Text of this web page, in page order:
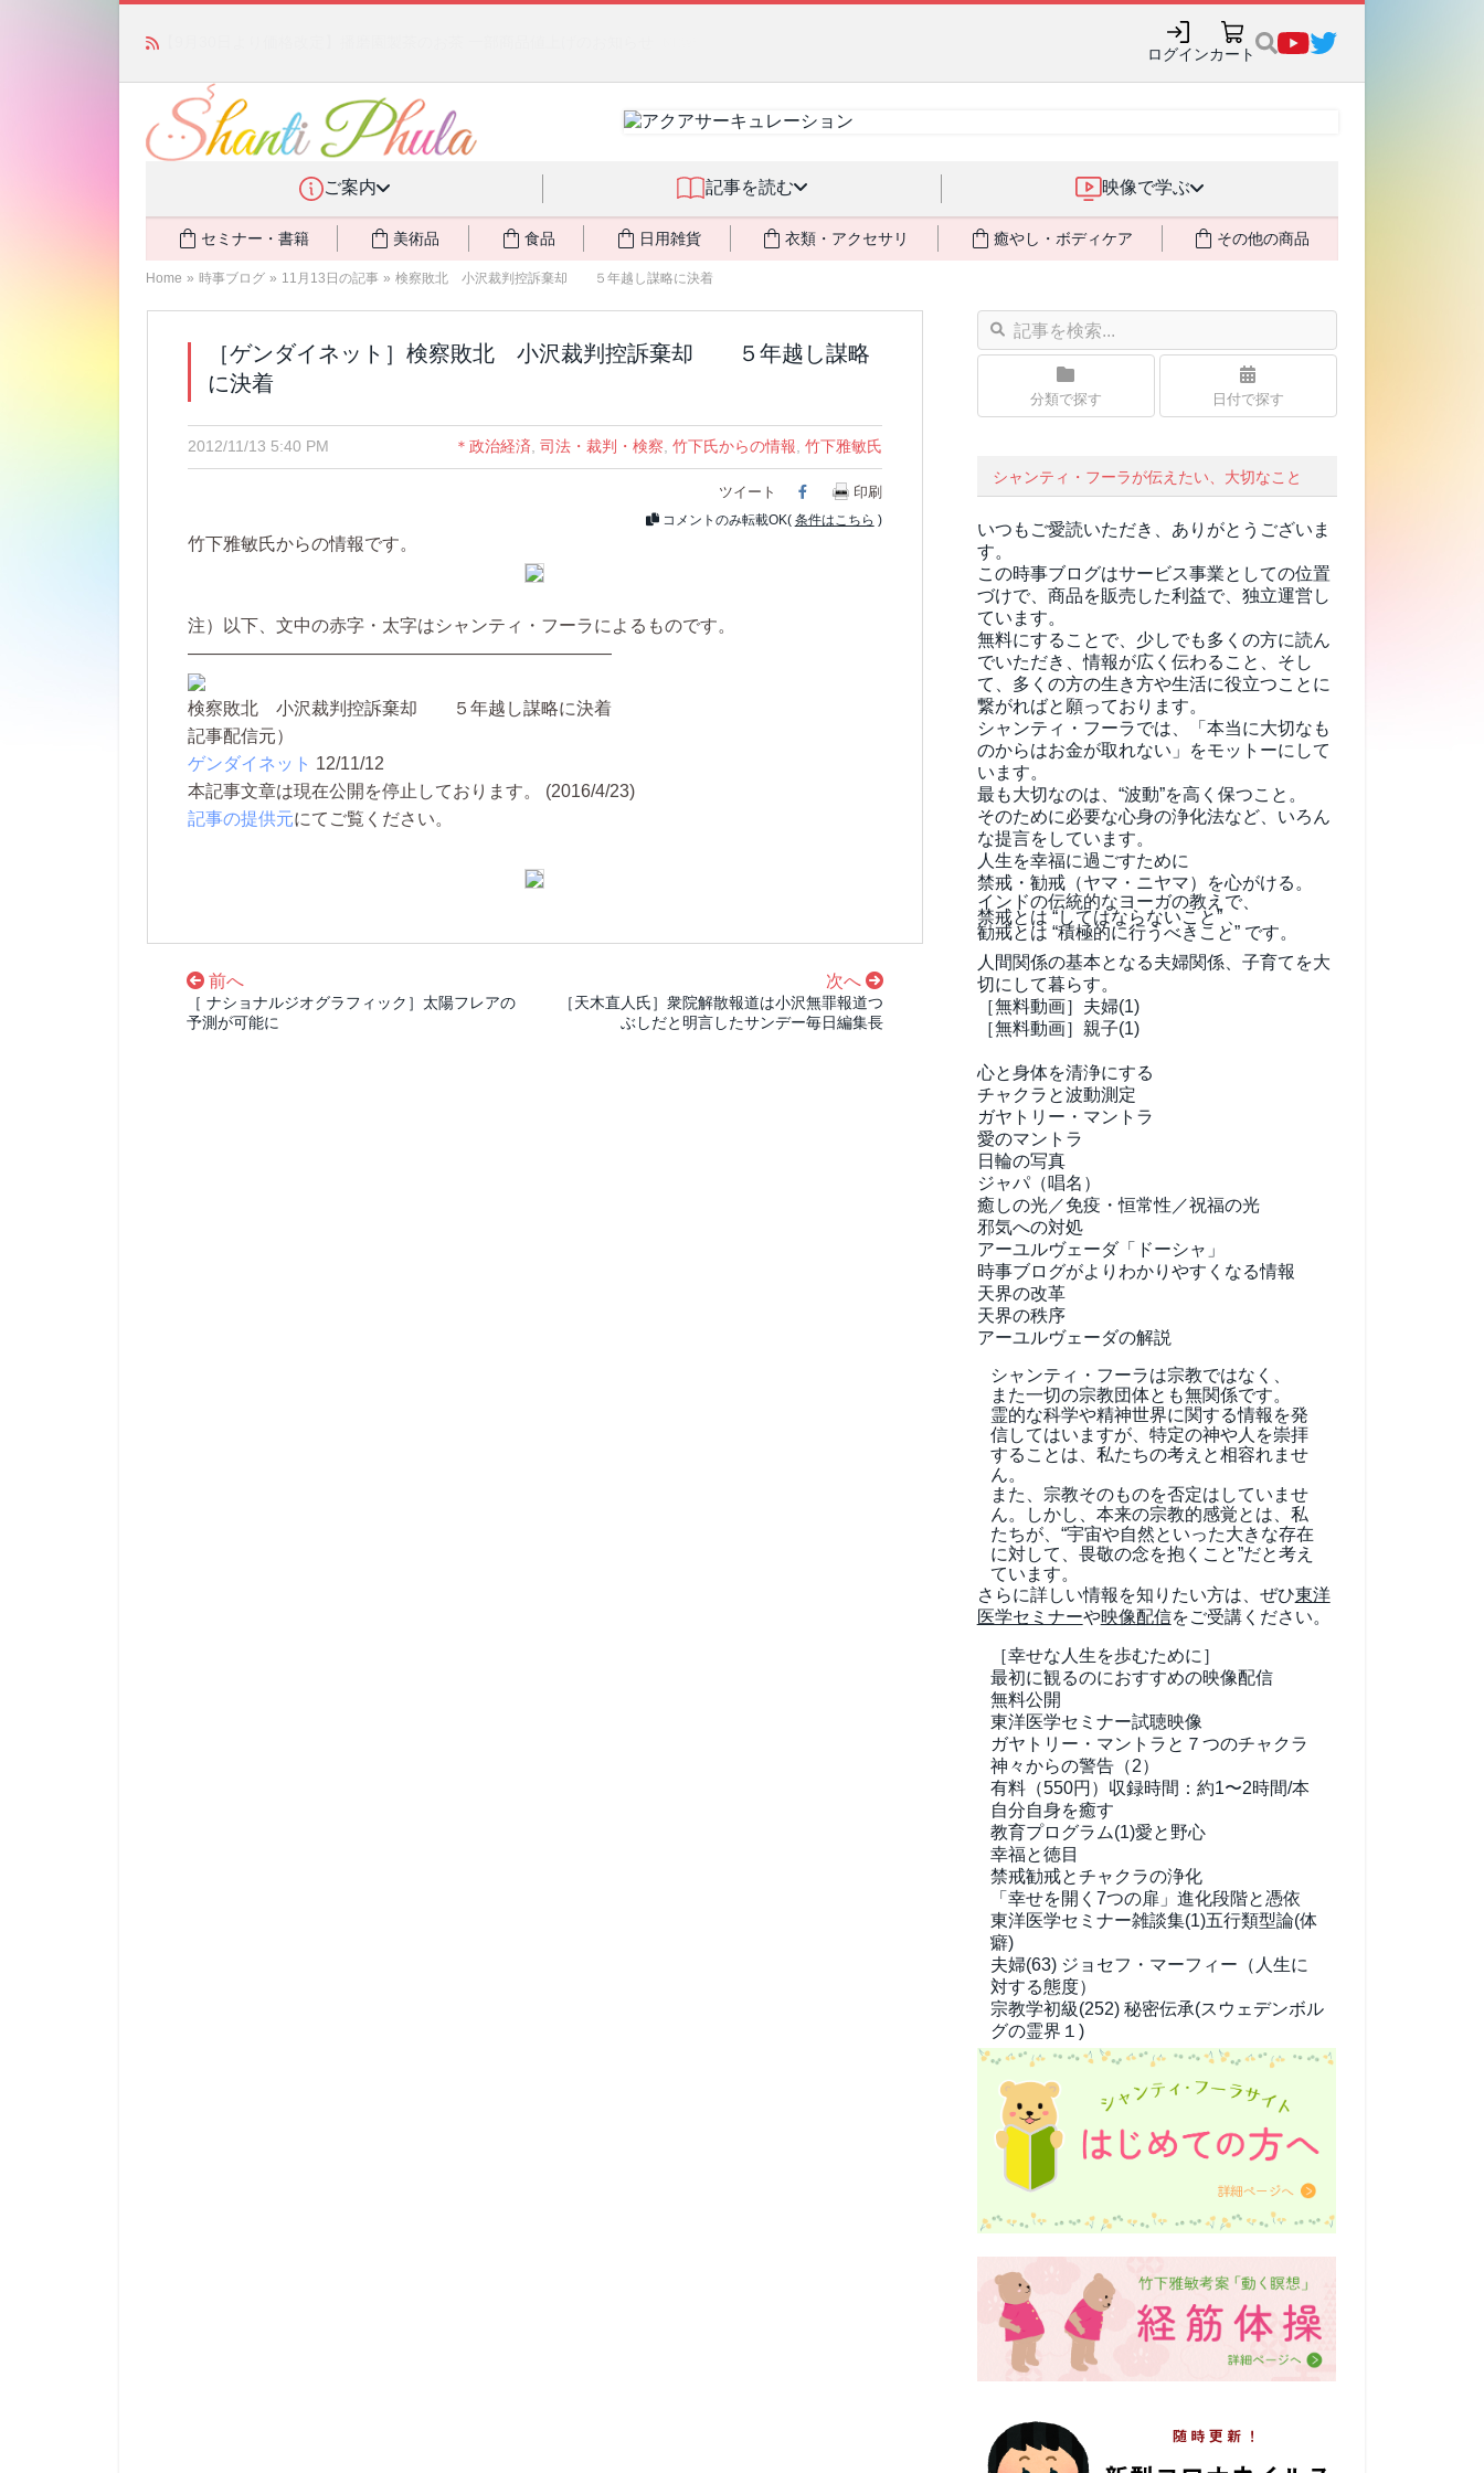
ログインカート
ご案内 記事を読む 映像で学ぶ
セミナー・書籍 美術品 食品 日用雑貨 衣類・アクセサリ 癒やし・ボディケア その他の商品
Home » 時事ブログ » 11月13日の記事 » 検察敗北 小沢裁判控訴棄却 ５年越し謀略に決着
［ゲンダイネット］検察敗北 小沢裁判控訴棄却 ５年越し謀略
に決着
2012/11/13 5:40 PM ＊政治経済 司法・裁判・検察 竹下氏からの情報 竹下雅敏氏
ツイート Facebook
印刷
コメントのみ転載OK( 条件はこちら )
竹下雅敏氏からの情報です。
注）以下、文中の赤字・太字はシャンティ・フーラによるものです。
————————————————————————
検察敗北 小沢裁判控訴棄却 ５年越し謀略に決着
記事配信元）
ゲンダイネット 12/11/12
本記事文章は現在公開を停止しております。 (2016/4/23)
記事の提供元にてご覧ください。
前へ
［ ナショナルジオグラフィック］太陽フレアの
予測が可能に
次へ
［天木直人氏］衆院解散報道は小沢無罪報道つ
ぶしだと明言したサンデー毎日編集長
分類で探す 日付で探す
シャンティ・フーラが伝えたい、大切なこと
いつもご愛読いただき、ありがとうございま
す。
この時事ブログはサービス事業としての位置
づけで、商品を販売した利益で、独立運営し
ています。
無料にすることで、少しでも多くの方に読ん
でいただき、情報が広く伝わること、そし
て、 多くの方の生き方や生活に役立つことに
繋がればと願っております。
シャンティ・フーラでは、「本当に大切なも
のからはお金が取れない」をモットーにして
います。
最も大切なのは、“波動”を高く保つこと。
そのために必要な心身の浄化法など、いろん
な提言をしています。
人生を幸福に過ごすために
禁戒・勧戒（ヤマ・ニヤマ）を心がける。
インドの伝統的なヨーガの教えで、
禁戒とは “してはならないこと” 、
勧戒とは “積極的に行うべきこと” です。
人間関係の基本となる夫婦関係、子育てを大
切にして暮らす。
［無料動画］夫婦(1)
［無料動画］親子(1)
心と身体を清浄にする
チャクラと波動測定
ガヤトリー・マントラ
愛のマントラ
日輪の写真
ジャパ（唱名）
癒しの光／免疫・恒常性／祝福の光
邪気への対処
アーユルヴェーダ「ドーシャ」
時事ブログがよりわかりやすくなる情報
天界の改革
天界の秩序
アーユルヴェーダの解説
シャンティ・フーラは宗教ではなく、
また一切の宗教団体とも無関係です。
霊的な科学や精神世界に関する情報を発
信してはいますが、特定の神や人を崇拝
することは、私たちの考えと相容れませ
ん。
また、宗教そのものを否定はしていませ
ん。しかし、本来の宗教的感覚とは、私
たちが、“宇宙や自然といった大きな存在
に対して、畏敬の念を抱くこと”だと考え
ています。
さらに詳しい情報を知りたい方は、ぜひ東洋
医学セミナーや映像配信をご受講ください。
［幸せな人生を歩むために］
最初に観るのにおすすめの映像配信
無料公開
東洋医学セミナー試聴映像
ガヤトリー・マントラと７つのチャクラ
神々からの警告（2）
有料（550円） 収録時間：約1〜2時間/本
自分自身を癒す
教育プログラム(1)愛と野心
幸福と徳目
禁戒勧戒とチャクラの浄化
「幸せを開く7つの扉」進化段階と憑依
東洋医学セミナー雑談集(1)五行類型論(体
癖)
夫婦(63) ジョセフ・マーフィー（人生に
対する態度）
宗教学初級(252) 秘密伝承(スウェデンボル
グの霊界１)